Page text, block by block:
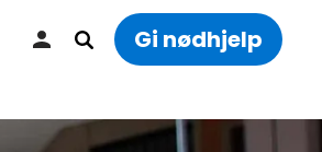
Gi nødhjelp